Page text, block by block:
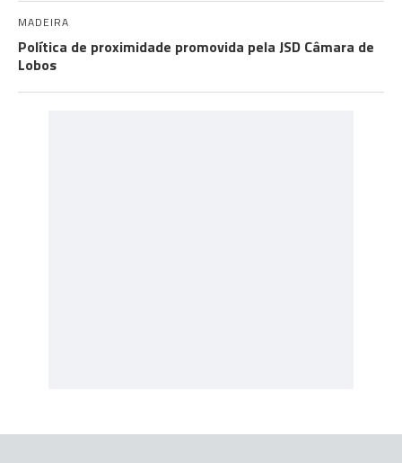
MADEIRA
Política de proximidade promovida pela JSD Câmara de
Lobos